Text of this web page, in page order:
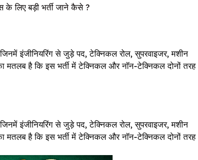
लिए बड़ी भर्ती जाने कैसे ?
इंजीनियरिंग से जुड़े पद, टेक्निकल रोल, सुपरवाइजर, मशीन
है कि इस भर्ती में टेक्निकल और नॉन-टेक्निकल दोनों तरह
इंजीनियरिंग से जुड़े पद, टेक्निकल रोल, सुपरवाइजर, मशीन
है कि इस भर्ती में टेक्निकल और नॉन-टेक्निकल दोनों तरह